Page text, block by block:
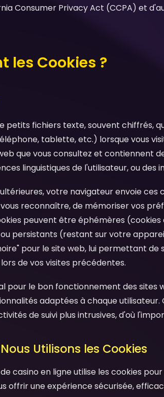
Consumer Privacy Act (CCPA) et
les Cookies ?
petits fichiers texte, souvent chiffrés,
tablette, etc.) lorsque vous
que vous consultez et contiennent
linguistiques de l'utilisateur, ou
votre navigateur envoie ces
reconnaître, de mémoriser vos
peuvent être éphémères
persistants (restant sur votre
pour le site web, lui permettant de
de vos visites précédentes.
pour le bon fonctionnement des sites
adaptées à chaque
de suivi plus intrusives, d'où
Utilisons les Cookies
casino en ligne utilise les cookies
offrir une expérience sécurisée,